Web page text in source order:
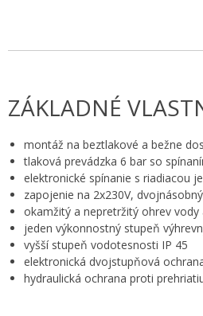
ZÁKLADNÉ
montáž na beztlakové a bežne
tlaková prevádzka 6 bar so
elektronické spínanie s riadiacou
zapojenie na 2x230V,
okamžitý a nepretržitý ohrev vody
jeden výkonnostný stupeň
vyšší stupeň vodotesnosti IP 45
elektronická dvojstupňová
hydraulická ochrana proti